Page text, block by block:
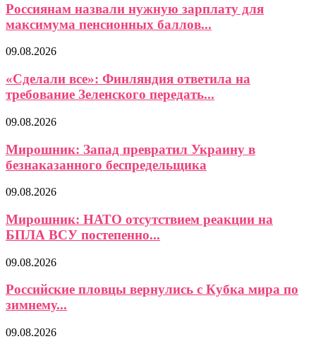
Россиянам назвали нужную зарплату для
максимума пенсионных баллов...
09.08.2026
«Сделали все»: Финляндия ответила на
требование Зеленского передать...
09.08.2026
Мирошник: Запад превратил Украину в
безнаказанного беспредельщика
09.08.2026
Мирошник: НАТО отсутствием реакции на
БПЛА ВСУ постепенно...
09.08.2026
Российские пловцы вернулись с Кубка мира по
зимнему...
09.08.2026